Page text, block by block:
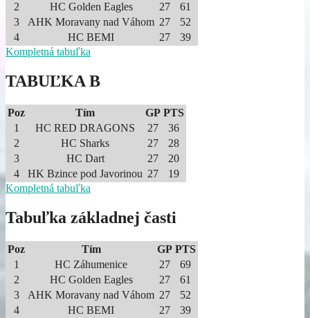
2
HC Golden Eagles 27
61
3
AHK Moravany nad Váhom 27
52
4
HC BEMI 27
39
Kompletná tabuľka
TABUĽKA B
Poz Tím GP PTS
1
HC RED DRAGONS 27
36
2
HC Sharks 27
28
3
HC Dart 27
20
4
HK Bzince pod Javorinou 27
19
Kompletná tabuľka
Tabuľka základnej časti
Poz Tím GP PTS
1
HC Záhumenice 27
69
2
HC Golden Eagles 27
61
3
AHK Moravany nad Váhom 27
52
4
HC BEMI 27
39